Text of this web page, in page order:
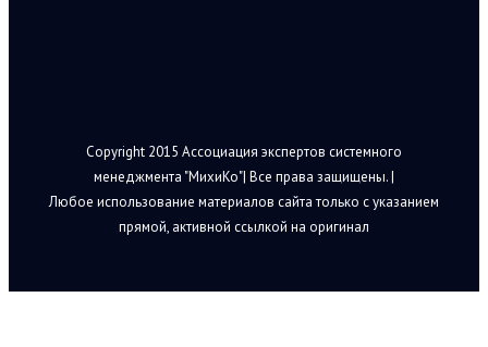
Copyright 2015 Ассоциация экспертов системного
менеджмента "МихиКо"| Все права защищены. |
Любое использование материалов сайта только с указанием
прямой, активной ссылкой на оригинал